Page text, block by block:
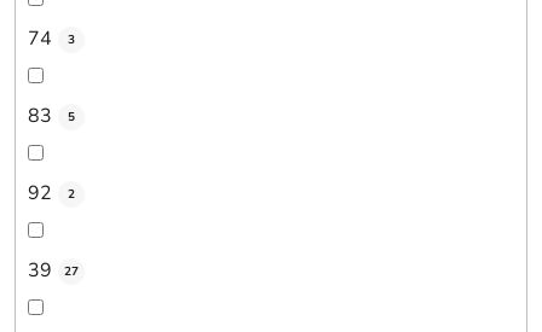
74 3
83 5
92 2
39 27